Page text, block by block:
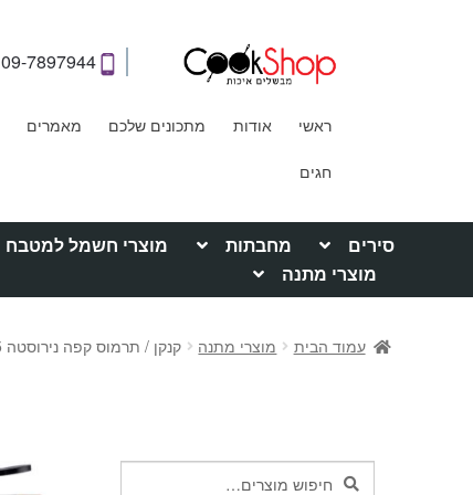
09-7897944
ראשי אודות מתכונים שלכם מאמרים
חגים
סירים מחבתות מוצרי חשמל למטבח
מוצרי מתנה
עמוד הבית מוצרי מתנה קנקן / תרמוס קפה נירוסטה 1.5 ליטר – סולתם
חיפושחיפוש